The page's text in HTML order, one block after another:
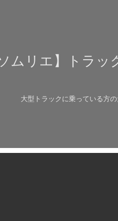
ムリエ】トラッ
大型トラックに乗っている方